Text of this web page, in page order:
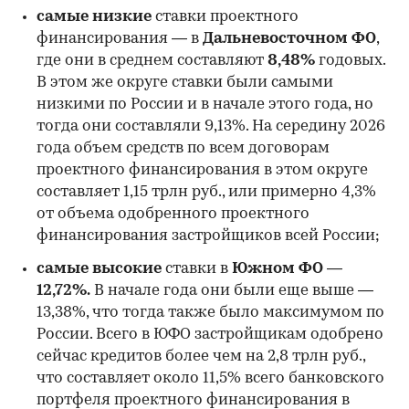
самые низкие ставки проектного
финансирования — в Дальневосточном ФО,
где они в среднем составляют 8,48% годовых.
В этом же округе ставки были самыми
низкими по России и в начале этого года, но
тогда они составляли 9,13%. На середину 2026
года объем средств по всем договорам
проектного финансирования в этом округе
составляет 1,15 трлн руб., или примерно 4,3%
от объема одобренного проектного
финансирования застройщиков всей России;
самые высокие ставки в Южном ФО —
12,72%. В начале года они были еще выше —
13,38%, что тогда также было максимумом по
России. Всего в ЮФО застройщикам одобрено
сейчас кредитов более чем на 2,8 трлн руб.,
что составляет около 11,5% всего банковского
портфеля проектного финансирования в